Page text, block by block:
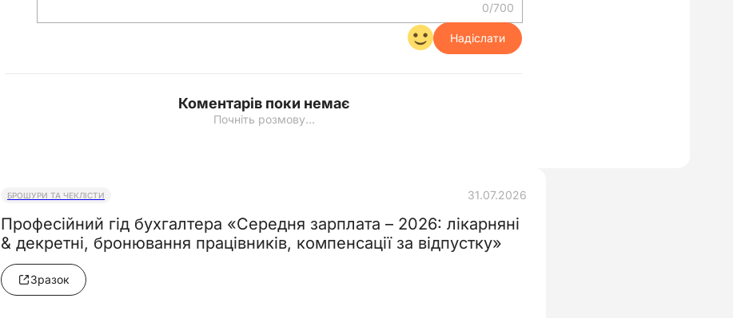
0/700
Надіслати
Коментарів поки немає
Почніть розмову…
БРОШУРИ ТА ЧЕКЛІСТИ 31.07.2026
Професійний гід бухгалтера «Середня зарплата – 2026: лікарняні
& декретні, бронювання працівників, компенсації за відпустку»
Зразок